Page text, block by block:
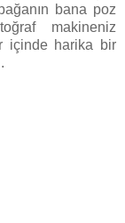
bana poz
makineniz
içinde harika bir